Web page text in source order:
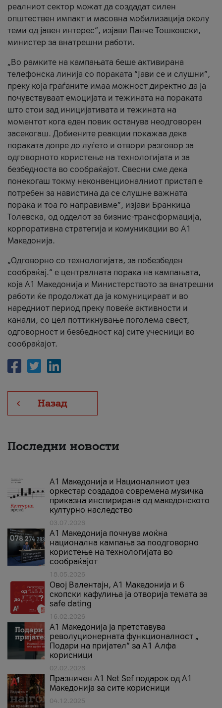
реалниот сектор можат да создадат силен
општествен импакт и масовна мобилизација околу
теми од јавен интерес“, изјави Панче Тошковски,
министер за внатрешни работи.
„Во рамките на кампањата беше активирана
телефонска линија со пораката “Јави се и слушни”,
преку која граѓаните имаа можност директно да ја
почувствуваат емоцијата и тежината на пораката
што стои зад иницијативата и тежината на
моментот кога еден повик останува неодговорен
засекогаш. Добиените реакции покажаа дека
пораката допре до луѓето и отвори разговор за
одговорното користење на технологијата и за
безбедноста во сообраќајот. Свесни сме дека
понекогаш токму неконвенционалниот пристап е
потребен за навистина да се слушне важната
порака и тоа го направивме”, изјави Бранкица
Толевска, од одделот за бизнис-трансформација,
корпоративна стратегија и комуникации во А1
Македонија.
„Одговорно со технологијата, за побезбеден
сообраќај.“ е централната порака на кампањата,
која A1 Македонија и Министерството за внатрешни
работи ќе продолжат да ја комуницираат и во
наредниот период преку повеќе активности и
канали, со цел поттикнување поголема свест,
одговорност и безбедност кај сите учесници во
сообраќајот.
Назад
Последни новости
А1 Македонија и Националниот џез
оркестар создадоа современа музичка
приказна инспирирана од македонското
културно наследство
03.07.2026
A1 Македонија почнува моќна
национална кампања за поодговорно
користење на технологијата во
сообраќајот
18.05.2026
Овој Валентајн, A1 Македонија и 6
скопски кафулиња ја отворија темата за
safe dating
16.02.2026
А1 Македонија ја претставува
револуционерната функционалност „
Подари на пријател“ за А1 Алфа
корисници
02.02.2026
Празничен A1 Net Sеf подарок од А1
Македонија за сите корисници
04.12.2025